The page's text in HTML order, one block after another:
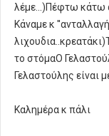
λέμε...)Πέφτω κάτω
Κάναμε κ
το στόμαΟ
Γελαστούλης είναι
Καλημέρα κ πάλι